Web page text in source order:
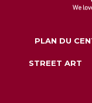
PLAN DU
STREET ART